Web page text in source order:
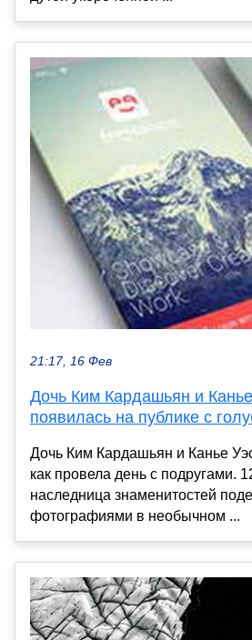
21:17, 16 Фев
Дочь Ким Кардашьян и
появилась на публике с
Дочь Ким Кардашьян и Канье
как провела день с подругами.
наследница знаменитостей
фотографиями в необычном ...